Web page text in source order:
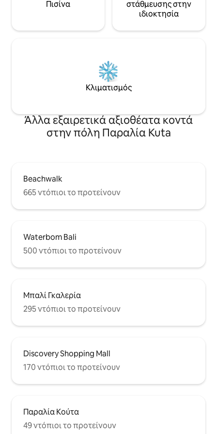
Πισίνα
στάθμευσης στην
ιδιοκτησία
Κλιματισμός
Άλλα εξαιρετικά αξιοθέατα κοντά
στην πόλη Παραλία Kuta
Beachwalk
665 ντόπιοι το προτείνουν
Waterbom Bali
500 ντόπιοι το προτείνουν
Μπαλί Γκαλερία
295 ντόπιοι το προτείνουν
Discovery Shopping Mall
170 ντόπιοι το προτείνουν
Παραλία Κούτα
49 ντόπιοι το προτείνουν